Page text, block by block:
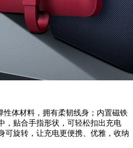
性体材料，拥有柔韧线身；内置磁铁
，贴合手指形状，可轻松扣出充电
可旋转，让充电更便携、优雅，收纳